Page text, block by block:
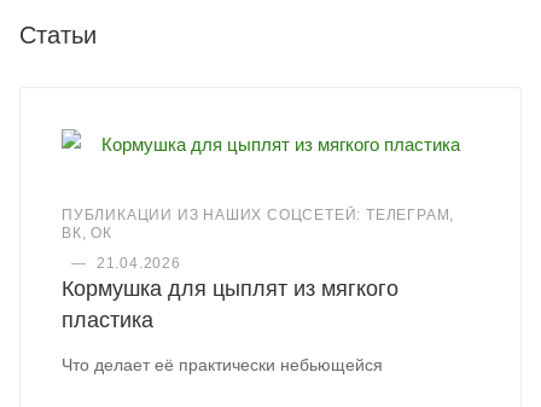
Статьи
ПУБЛИКАЦИИ ИЗ НАШИХ СОЦСЕТЕЙ: ТЕЛЕГРАМ,
ВК, ОК
—
21.04.2026
Кормушка для цыплят из мягкого
пластика
Что делает её практически небьющейся